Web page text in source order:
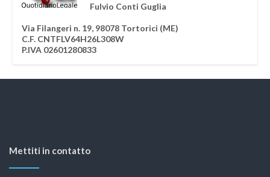
Fulvio Conti Guglia
Via Filangeri n. 19, 98078 Tortorici (ME)
C.F. CNTFLV64H26L308W
P.IVA 02601280833
Mettiti in contatto